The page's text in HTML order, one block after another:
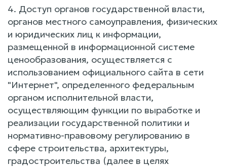
4. Доступ органов государственной власти,
органов местного самоуправления, физических
и юридических лиц к информации,
размещенной в информационной системе
ценообразования, осуществляется с
использованием официального сайта в сети
"Интернет", определенного федеральным
органом исполнительной власти,
осуществляющим функции по выработке и
реализации государственной политики и
нормативно-правовому регулированию в
сфере строительства, архитектуры,
градостроительства (далее в целях